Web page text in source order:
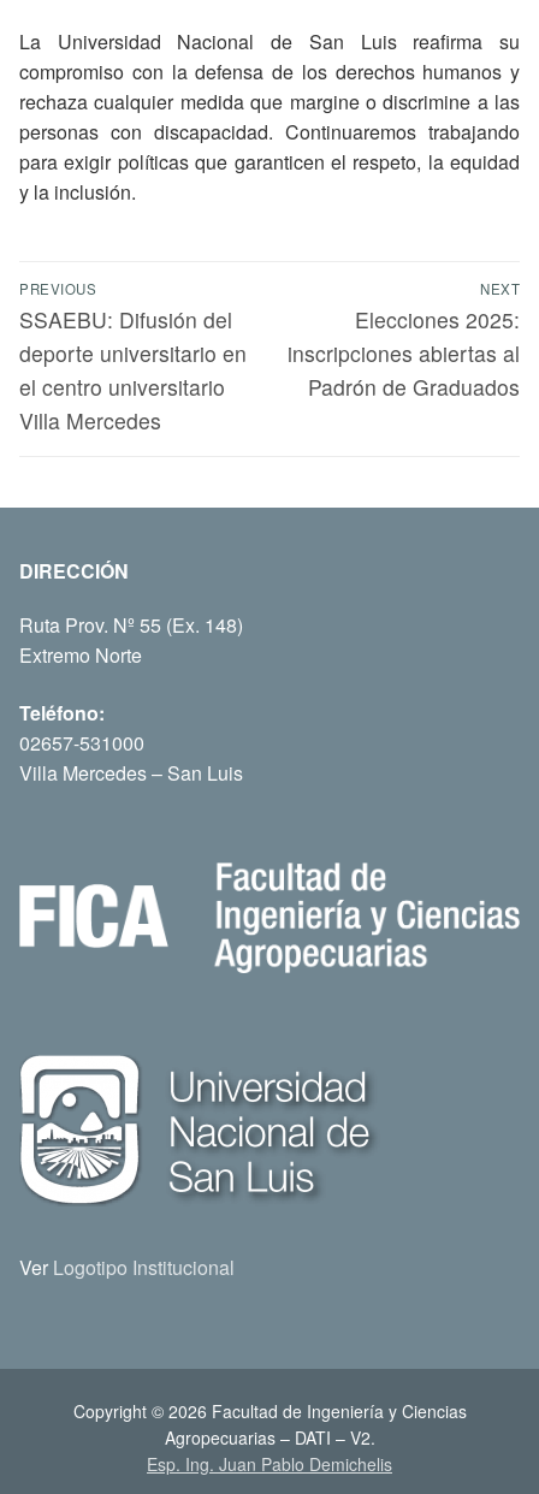
La Universidad Nacional de San Luis reafirma su
compromiso con la defensa de los derechos humanos y
rechaza cualquier medida que margine o discrimine a las
personas con discapacidad. Continuaremos trabajando
para exigir políticas que garanticen el respeto, la equidad
y la inclusión.
PREVIOUS
SSAEBU: Difusión del
deporte universitario en
el centro universitario
Villa Mercedes
NEXT
Elecciones 2025:
inscripciones abiertas al
Padrón de Graduados
DIRECCIÓN
Ruta Prov. Nº 55 (Ex. 148)
Extremo Norte
Teléfono:
02657-531000
Villa Mercedes – San Luis
Ver Logotipo Institucional
Copyright © 2026 Facultad de Ingeniería y Ciencias
Agropecuarias – DATI – V2.
Esp. Ing. Juan Pablo Demichelis